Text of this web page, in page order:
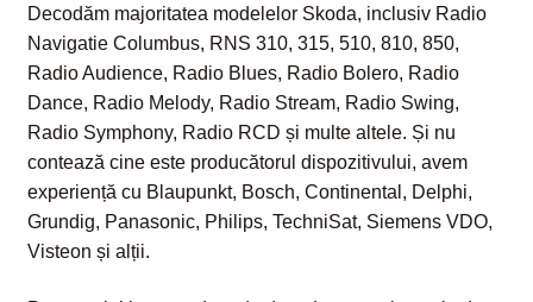
Decodăm majoritatea modelelor Skoda, inclusiv Radio
Navigatie Columbus, RNS 310, 315, 510, 810, 850,
Radio Audience, Radio Blues, Radio Bolero, Radio
Dance, Radio Melody, Radio Stream, Radio Swing,
Radio Symphony, Radio RCD și multe altele. Și nu
contează cine este producătorul dispozitivului, avem
experiență cu Blaupunkt, Bosch, Continental, Delphi,
Grundig, Panasonic, Philips, TechniSat, Siemens VDO,
Visteon și alții.